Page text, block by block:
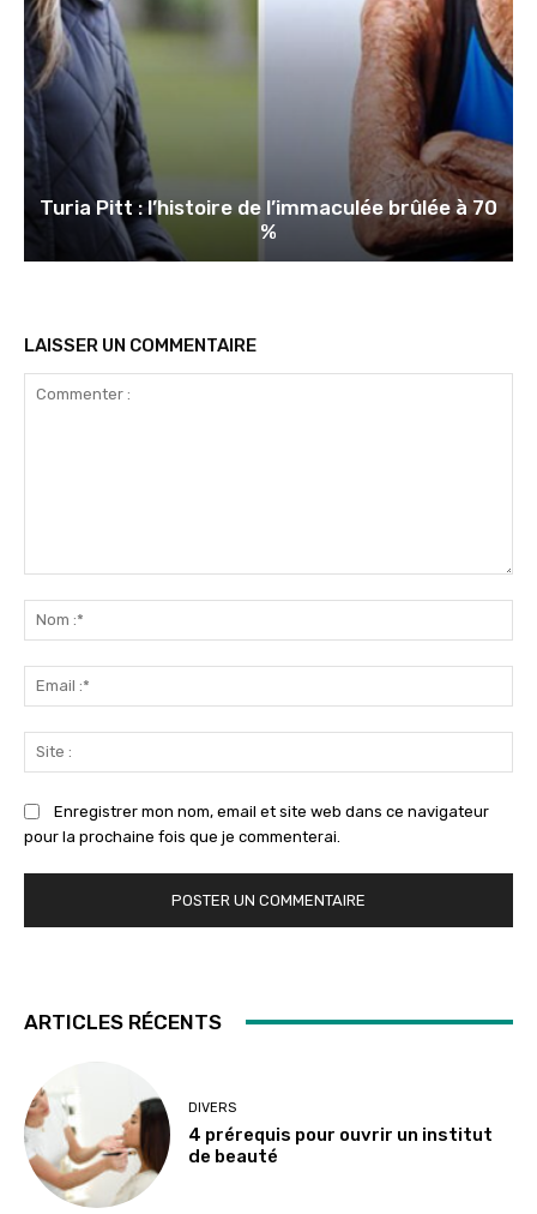
Turia Pitt : l’histoire de l’immaculée brûlée à 70
%
LAISSER UN COMMENTAIRE
:*
:*
:
Enregistrer mon nom, email et site web dans ce navigateur
pour la prochaine fois que je commenterai.
ARTICLES RÉCENTS
DIVERS
4 prérequis pour ouvrir un institut
de beauté